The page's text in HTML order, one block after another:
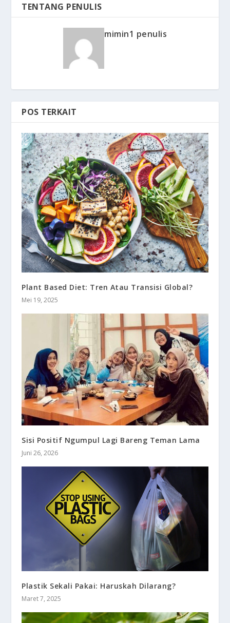
TENTANG PENULIS
mimin1 penulis
POS TERKAIT
Plant Based Diet: Tren Atau Transisi Global?
Mei 19, 2025
Sisi Positif Ngumpul Lagi Bareng Teman Lama
Juni 26, 2026
Plastik Sekali Pakai: Haruskah Dilarang?
Maret 7, 2025